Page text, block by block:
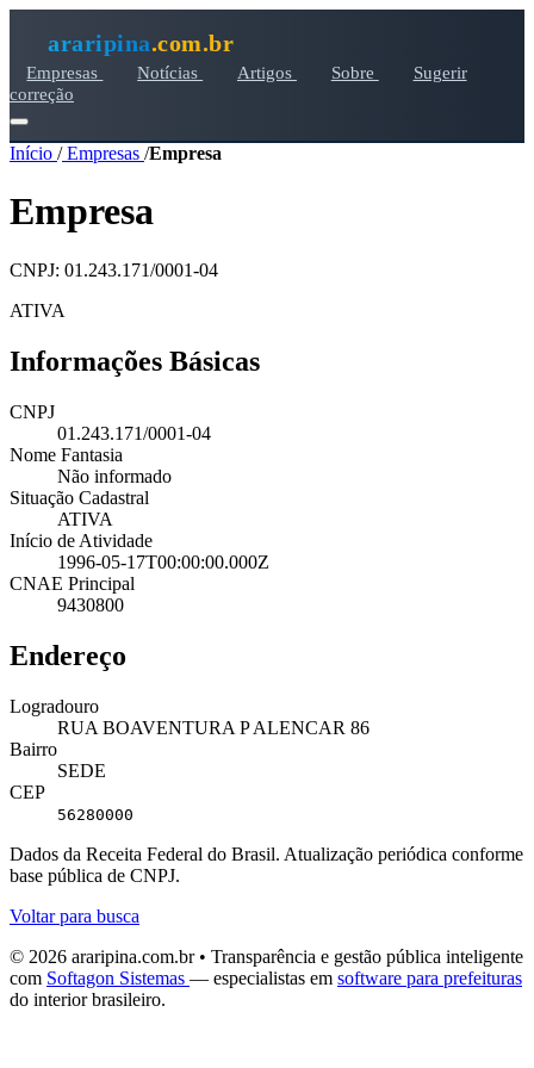
araripina.com.br
Empresas Notícias Artigos Sobre
Sugerir
correção
Início /Empresas /Empresa
Empresa
CNPJ: 01.243.171/0001-04
ATIVA
Informações Básicas
CNPJ
01.243.171/0001-04
Nome Fantasia
Não informado
Situação Cadastral
ATIVA
Início de Atividade
1996-05-17T00:00:00.000Z
CNAE Principal
9430800
Endereço
Logradouro
RUA BOAVENTURA P ALENCAR 86
Bairro
SEDE
CEP
56280000
Dados da Receita Federal do Brasil. Atualização periódica conforme
base pública de CNPJ.
Voltar para busca
© 2026 araripina.com.br • Transparência e gestão pública inteligente
com Softagon Sistemas — especialistas em software para prefeituras
do interior brasileiro.